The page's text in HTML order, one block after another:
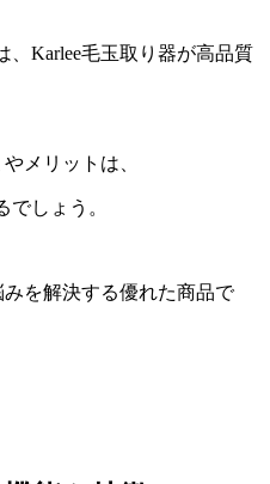
、Karlee毛玉取り器が高品質
メリットは、
しょう。
を解決する優れた商品で